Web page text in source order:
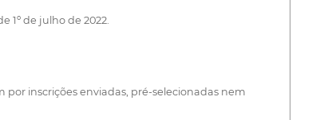
de julho de 2022.
por inscrições enviadas, pré-selecionadas nem